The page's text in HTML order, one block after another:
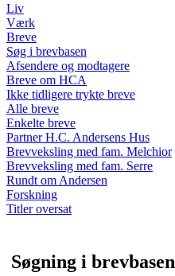
Liv
Værk
Breve
Søg i brevbasen
Afsendere og modtagere
Breve om HCA
Ikke tidligere trykte breve
Alle breve
Enkelte breve
Partner H.C. Andersens Hus
Brevveksling med fam. Melchior
Brevveksling med fam. Serre
Rundt om Andersen
Forskning
Titler oversat
Søgning i brevbasen